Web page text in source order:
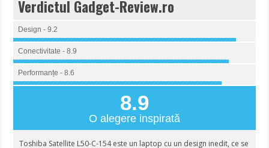
Verdictul Gadget-Review.ro
Design - 9.2
Conectivitate - 8.9
Performanțe - 8.6
8.9
O alegere inspirată
Toshiba Satellite L50-C-154 este un laptop cu un design inedit, ce se